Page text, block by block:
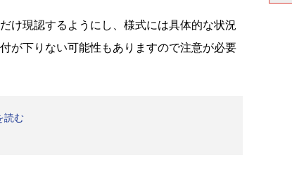
け現認するようにし、様式には具体的な状況
が下りない可能性もありますので注意が必要
読む